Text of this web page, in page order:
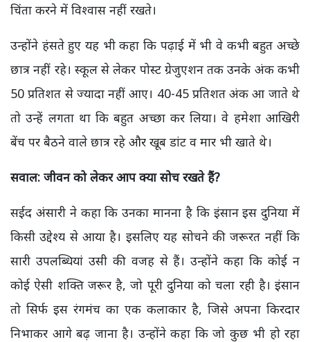
चिंता करने में विश्वास नहीं रखते।
उन्होंने हंसते हुए यह भी कहा कि पढ़ाई में भी वे कभी बहुत अच्छे
छात्र नहीं रहे। स्कूल से लेकर पोस्ट ग्रेजुएशन तक उनके अंक कभी
50 प्रतिशत से ज्यादा नहीं आए। 40-45 प्रतिशत अंक आ जाते थे
तो उन्हें लगता था कि बहुत अच्छा कर लिया। वे हमेशा आखिरी
बेंच पर बैठने वाले छात्र रहे और खूब डांट व मार भी खाते थे।
सवाल: जीवन को लेकर आप क्या सोच रखते हैं?
सईद अंसारी ने कहा कि उनका मानना है कि इंसान इस दुनिया में
किसी उद्देश्य से आया है। इसलिए यह सोचने की जरूरत नहीं कि
सारी उपलब्धियां उसी की वजह से हैं। उन्होंने कहा कि कोई न
कोई ऐसी शक्ति जरूर है, जो पूरी दुनिया को चला रही है। इंसान
तो सिर्फ इस रंगमंच का एक कलाकार है, जिसे अपना किरदार
निभाकर आगे बढ़ जाना है। उन्होंने कहा कि जो कुछ भी हो रहा